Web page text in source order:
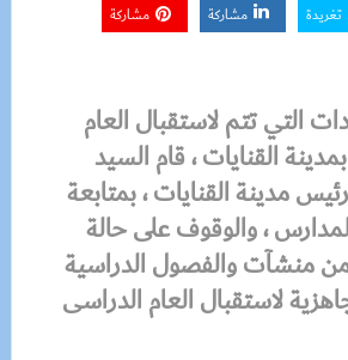
تغريدة مشاركة مشاركة
التي تتم لاستقبال العام
القنايات ، قام السيد
مدينة القنايات ، بمتابعة
، والوقوف على حالة
منشآت والفصول الدراسية
لاستقبال العام الدراسى